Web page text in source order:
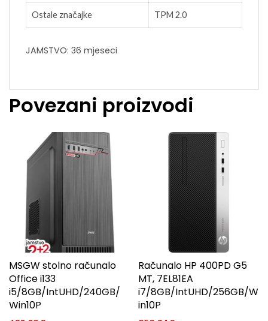
Ostale značajke TPM 2.0
JAMSTVO: 36 mjeseci
Povezani proizvodi
MSGW stolno računalo
Office i133
i5/8GB/IntUHD/240GB/
Win10P
Računalo HP 400PD G5
MT, 7EL81EA
i7/8GB/IntUHD/256GB/W
in10P